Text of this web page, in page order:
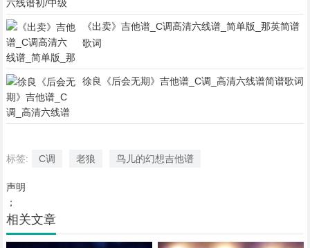
《出卖》吉他谱_C调高清六线谱_简单版_那英简谱
歌词
徐良《后会无期》吉他谱_C调_高清六线谱简谱歌词
标签: C调 老狼 鸟儿的幻想吉他谱
声明
；
相关文章